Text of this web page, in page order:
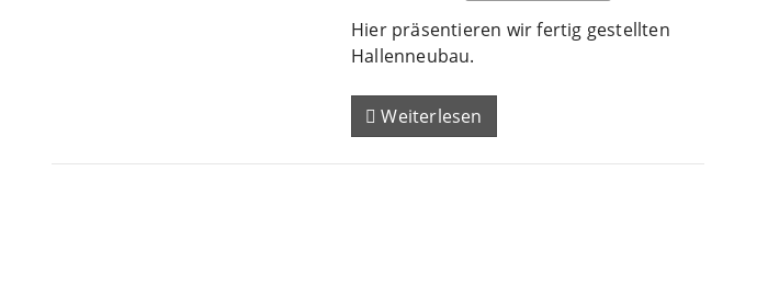
Hier präsentieren wir fertig gestellten
Hallenneubau.
Weiterlesen